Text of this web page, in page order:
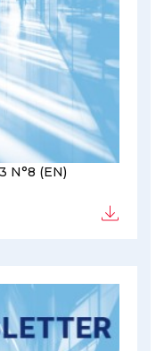
N°8 (EN)